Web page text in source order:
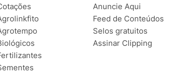
Anuncie Aqui
Feed de Conteúdos
Selos gratuitos
Assinar Clipping